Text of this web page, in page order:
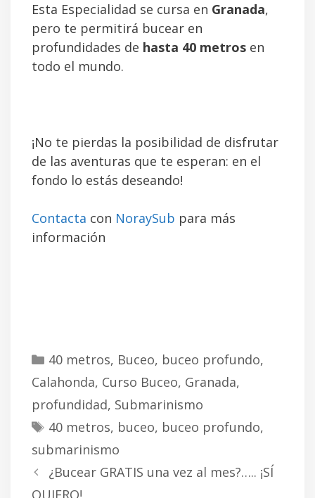
Esta Especialidad se cursa en Granada,
pero te permitirá bucear en
profundidades de hasta 40 metros en
todo el mundo.
¡No te pierdas la posibilidad de disfrutar
de las aventuras que te esperan: en el
fondo lo estás deseando!
Contacta con NoraySub para más
información
C
a
e
g
o
r
í
40 metros, Buceo, buceo profundo,
Calahonda, Curso Buceo, Granada,
profundidad, Submarinismo
E
t
q
40 metros, buceo, buceo profundo,
submarinismo
N
a
¿Bucear GRATIS una vez al mes?….. ¡SÍ